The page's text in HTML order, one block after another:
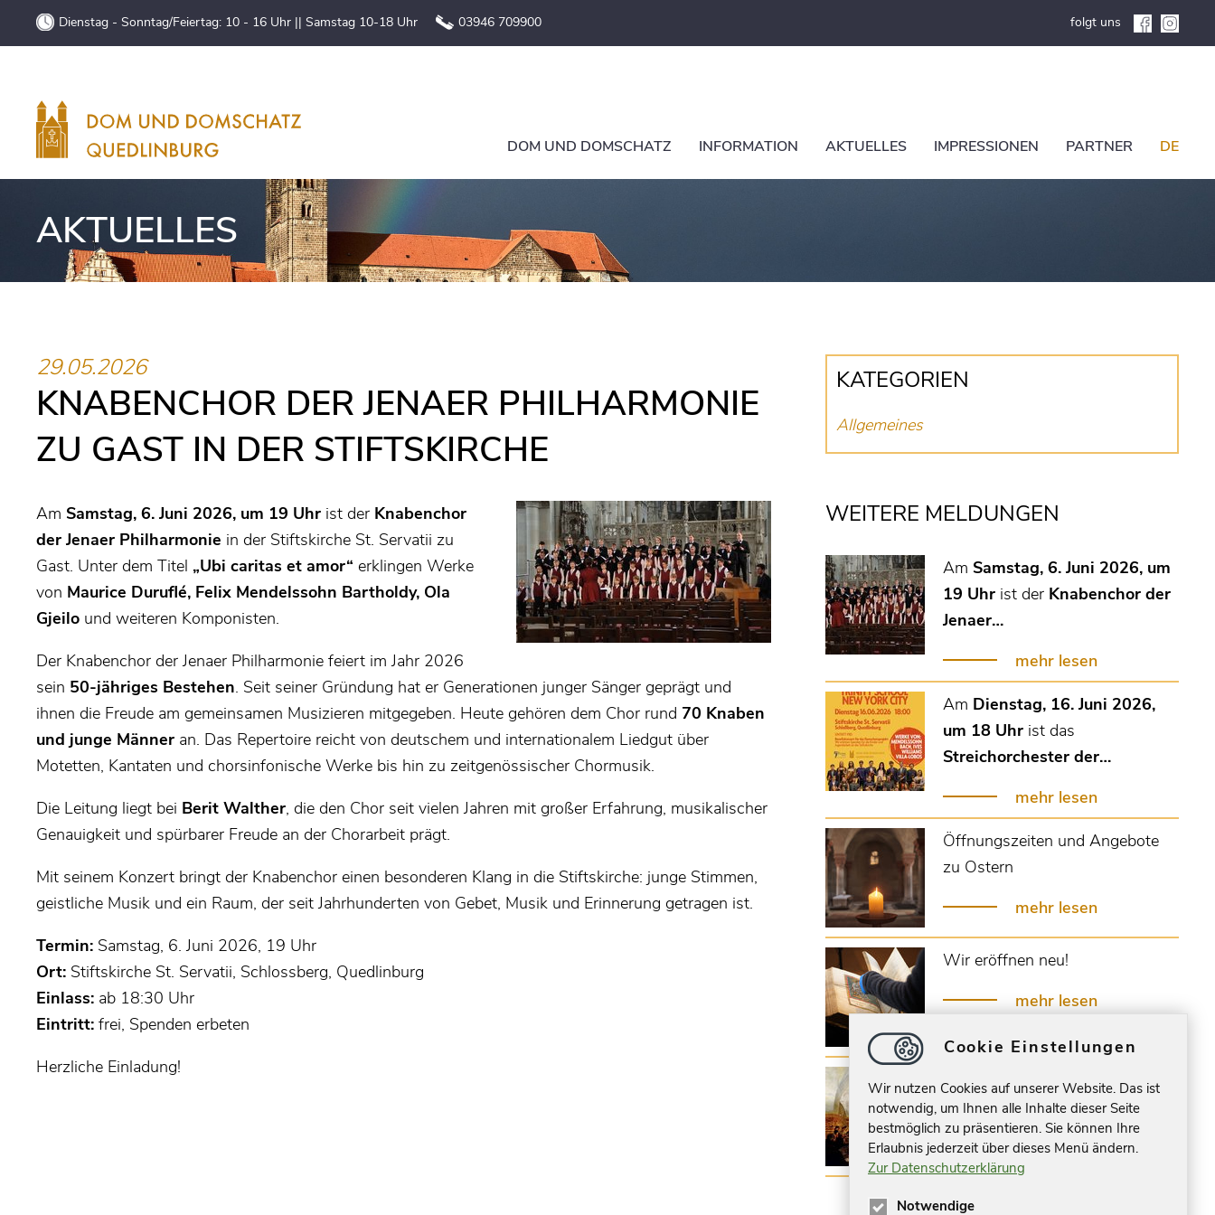
Dienstag - Sonntag/Feiertag: 10 - 16 Uhr || Samstag 10-18 Uhr 03946 709900 folgt uns
DOM UND DOMSCHATZ INFORMATION AKTUELLES IMPRESSIONEN PARTNER DE
AKTUELLES
29.05.2026
KNABENCHOR DER JENAER PHILHARMONIE
ZU GAST IN DER STIFTSKIRCHE
Am Samstag, 6. Juni 2026, um 19 Uhr ist der Knabenchor
der Jenaer Philharmonie in der Stiftskirche St. Servatii zu
Gast. Unter dem Titel „Ubi caritas et amor“ erklingen Werke
von Maurice Duruflé, Felix Mendelssohn Bartholdy, Ola
Gjeilo und weiteren Komponisten.
Der Knabenchor der Jenaer Philharmonie feiert im Jahr 2026
sein 50-jähriges Bestehen. Seit seiner Gründung hat er Generationen junger Sänger geprägt und
ihnen die Freude am gemeinsamen Musizieren mitgegeben. Heute gehören dem Chor rund 70 Knaben
und junge Männer an. Das Repertoire reicht von deutschem und internationalem Liedgut über
Motetten, Kantaten und chorsinfonische Werke bis hin zu zeitgenössischer Chormusik.
Die Leitung liegt bei Berit Walther, die den Chor seit vielen Jahren mit großer Erfahrung, musikalischer
Genauigkeit und spürbarer Freude an der Chorarbeit prägt.
Mit seinem Konzert bringt der Knabenchor einen besonderen Klang in die Stiftskirche: junge Stimmen,
geistliche Musik und ein Raum, der seit Jahrhunderten von Gebet, Musik und Erinnerung getragen ist.
Termin: Samstag, 6. Juni 2026, 19 Uhr
Ort: Stiftskirche St. Servatii, Schlossberg, Quedlinburg
Einlass: ab 18:30 Uhr
Eintritt: frei, Spenden erbeten
Herzliche Einladung!
KATEGORIEN
Allgemeines
WEITERE MELDUNGEN
Am Samstag, 6. Juni 2026, um
19 Uhrist der Knabenchor der
Jenaer…
mehr lesen
Am Dienstag, 16. Juni 2026,
um 18 Uhrist das
Streichorchester der…
mehr lesen
Öffnungszeiten und Angebote
zu Ostern
mehr lesen
Wir eröffnen neu!
mehr lesen
14.03.26 - 6 Uhr früh in der
Krypta
mehr lesen
Cookie Einstellungen
Wir nutzen Cookies auf unserer Website. Das ist
notwendig, um Ihnen alle Inhalte dieser Seite
bestmöglich zu präsentieren. Sie können Ihre
Erlaubnis jederzeit über dieses Menü ändern.
Zur Datenschutzerklärung
Notwendige